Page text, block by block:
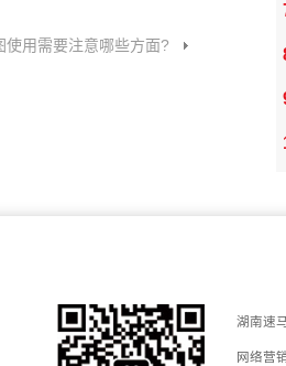
用需要注意哪些方面?
湖南速
网络营